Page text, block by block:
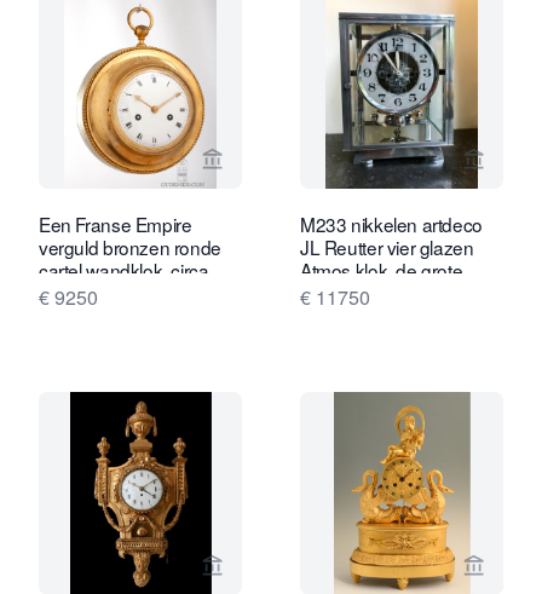
Bekijk verkoperspagina van Gude &
Een Franse Empire
verguld bronzen ronde
cartel wandklok, circa
1800.
€ 9250
Bekijk
M233 nikkelen artdeco
JL Reutter vier glazen
Atmos klok, de grote
Nikkelen vier glazen kast
€ 11750
Bekijk verkoperspagina van Limburg
Bekijk